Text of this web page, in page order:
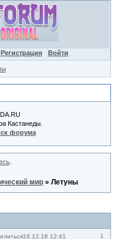
Регистрация Войти
Кастанеды.
форума
.
мир »Летуны
1
18.12.18 12:41